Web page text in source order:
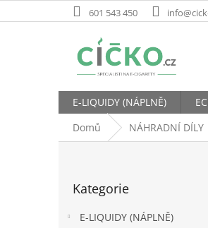
na
601 543 450
E-LIQUIDY (NÁPLNĚ)
Domů
NÁHRADNÍ DÍLY
kategorie
Kategorie
E-LIQUIDY (NÁPLNĚ)